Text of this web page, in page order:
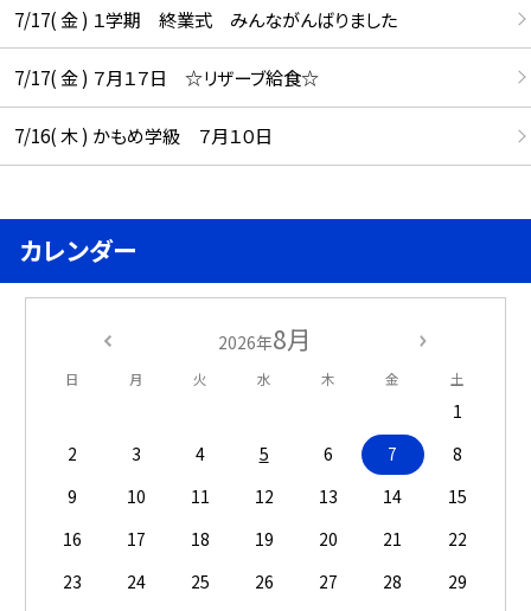
7/17( 金 ) １学期 終業式 みんながんばりました
7/17( 金 ) ７月１７日 ☆リザーブ給食☆
7/16( 木 ) かもめ学級 ７月１０日
カレンダー
2026年8月
日 月 火 水 木 金 土
1
2
3 4 5 6 7
8
9
10 11 12 13 14
15
16
17 18 19 20 21
22
23
24 25 26 27 28
29